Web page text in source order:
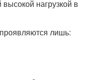
нагрузкой в
лишь: